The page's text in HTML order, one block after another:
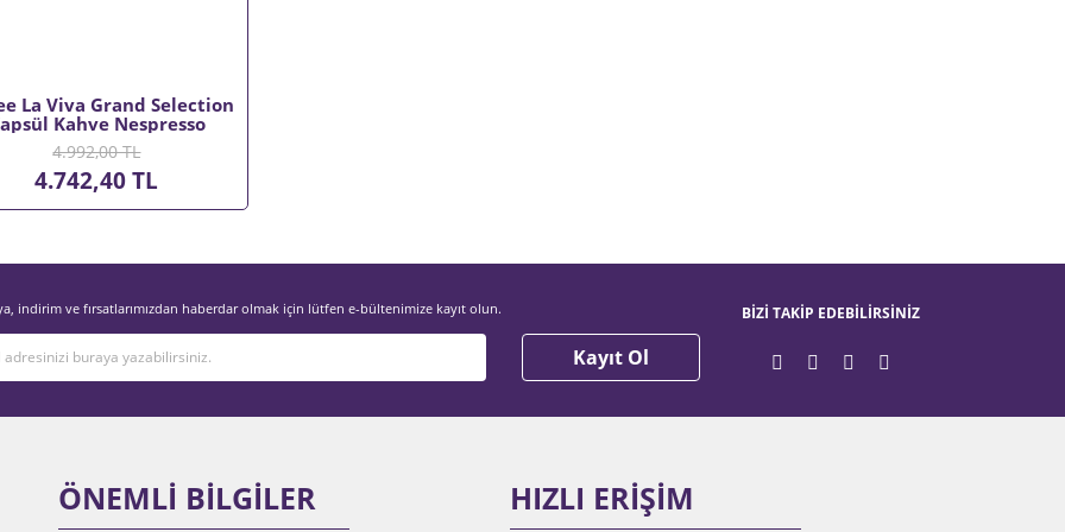
La Viva Grand Selection
Kahve Nespresso
30x5,3 gr (6x30 1 Koli)
4.742,40 TL
4.992,00 TL
indirim ve fırsatlarımızdan haberdar olmak için lütfen e-bültenimize kayıt olun.
Kayıt Ol
BİZİ TAKİP EDEBİLİRSİNİZ
ÖNEMLİ BİLGİLER HIZLI ERİŞİM